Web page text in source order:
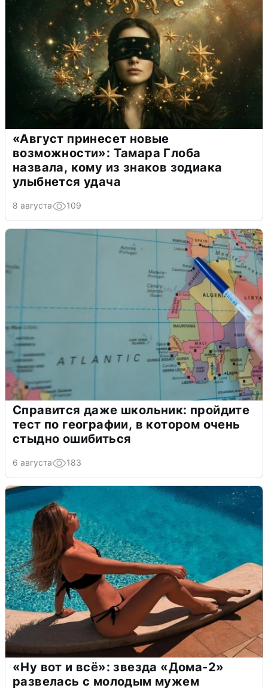
«Август принесет новые
возможности»: Тамара Глоба
назвала, кому из знаков зодиака
улыбнется удача
8 августа 109
Справится даже школьник: пройдите
тест по географии, в котором очень
стыдно ошибиться
6 августа 183
«Ну вот и всё»: звезда «Дома-2»
развелась с молодым мужем